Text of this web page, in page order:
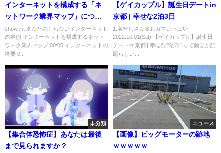
インターネットを構成する「ネ
ットワーク業界マップ」につい
て話してみました。
show int あなたのしらないインターネット
の裏側 インターネットを構成するネット
ワーク業界マップ 00:00 インターネットの
概要 0...
【ゲイカップル】誕生日デートin
京都 | 幸せな2泊3日
1:名無しさん＠おカマいっぱい
2022.10.01(Sat) 【ゲイカップル】誕生日
デートin 京都 | 幸せな2泊3日って動画が話
題らしい...
未分類
【集合体恐怖症】あなたは最後
まで見られますか？
ニュース
【画像】ビッグモーターの跡地
ｗｗｗｗｗ